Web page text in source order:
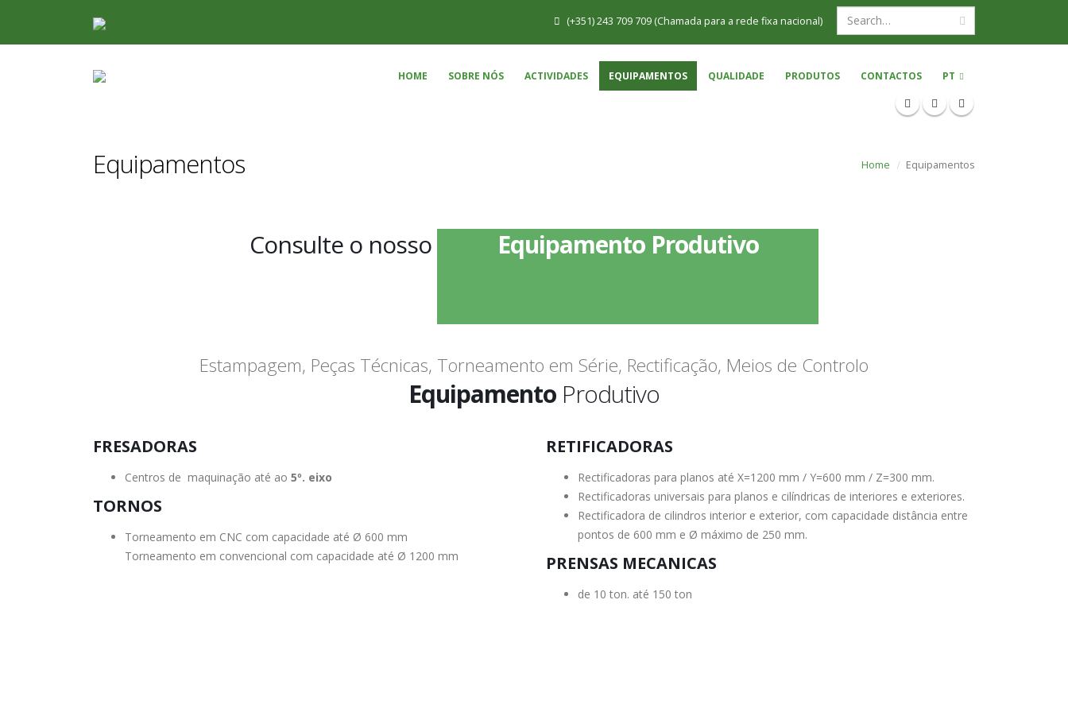
(+351) 243 709 709 (Chamada para a rede fixa nacional)
HOME SOBRE NÓS ACTIVIDADES EQUIPAMENTOS QUALIDADE PRODUTOS CONTACTOS PT
Equipamentos Home Equipamentos
Consulte o nosso Equipamento Produtivo
Estampagem, Peças Técnicas, Torneamento em Série, Rectificação, Meios de Controlo
Equipamento Produtivo
FRESADORAS
Centros de maquinação até ao 5º. eixo
TORNOS
Torneamento em CNC com capacidade até Ø 600 mm
Torneamento em convencional com capacidade até Ø 1200 mm
RETIFICADORAS
Rectificadoras para planos até X=1200 mm / Y=600 mm / Z=300 mm.
Rectificadoras universais para planos e cilíndricas de interiores e exteriores.
Rectificadora de cilindros interior e exterior, com capacidade distância entre
pontos de 600 mm e Ø máximo de 250 mm.
PRENSAS MECANICAS
de 10 ton. até 150 ton